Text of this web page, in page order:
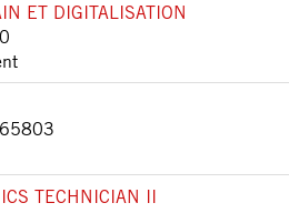
ET DIGITALISATION
TECHNICIAN II